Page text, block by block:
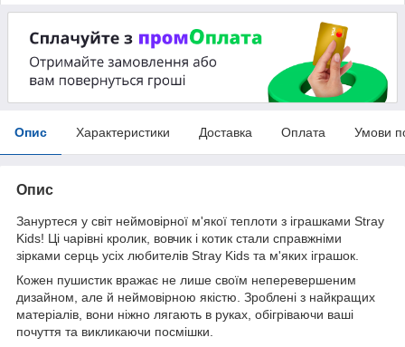
Опис Характеристики Доставка Оплата Умови
Опис
Зануртеся у світ неймовірної м'якої теплоти з іграшками Stray
Kids! Ці чарівні кролик, вовчик і котик стали справжніми
зірками серць усіх любителів Stray Kids та м'яких іграшок.
Кожен пушистик вражає не лише своїм неперевершеним
дизайном, але й неймовірною якістю. Зроблені з найкращих
матеріалів, вони ніжно лягають в руках, обігріваючи ваші
почуття та викликаючи посмішки.